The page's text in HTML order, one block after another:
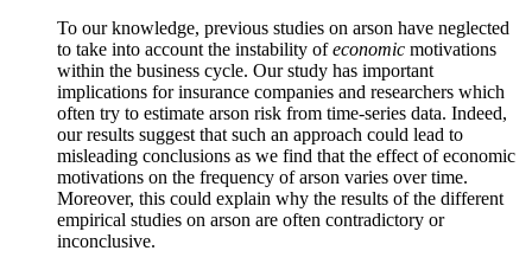
To our knowledge, previous studies on arson have neglected
to take into account the instability ofeconomic motivations
within the business cycle. Our study has important
implications for insurance companies and researchers which
often try to estimate arson risk from time-series data. Indeed,
our results suggest that such an approach could lead to
misleading conclusions as we find that the effect of economic
motivations on the frequency of arson varies over time.
Moreover, this could explain why the results of the different
empirical studies on arson are often contradictory or
inconclusive.